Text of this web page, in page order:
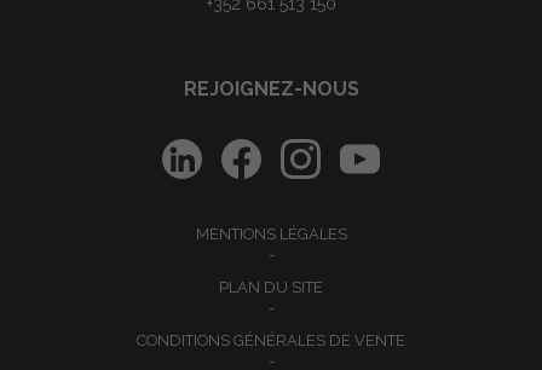
Bureau et entrepôt: 15 Op de Geieren, Dippach, 4970,
+352 661 513 150
REJOIGNEZ-NOUS